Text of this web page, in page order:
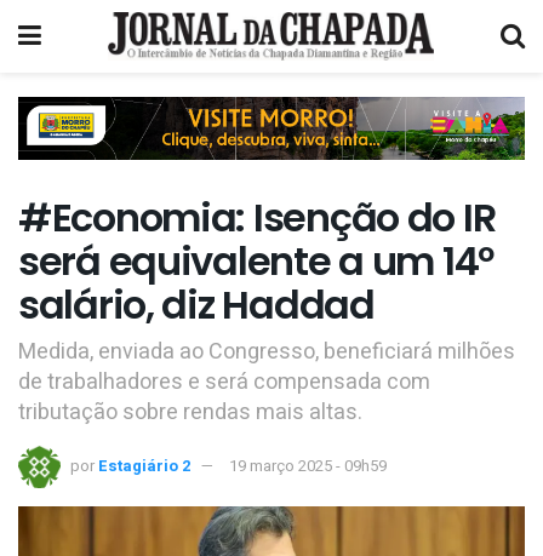
#Economia: Isenção do IR
será equivalente a um 14º
salário, diz Haddad
Medida, enviada ao Congresso, beneficiará milhões
de trabalhadores e será compensada com
tributação sobre rendas mais altas.
por Estagiário 2 19 março 2025 - 09h59